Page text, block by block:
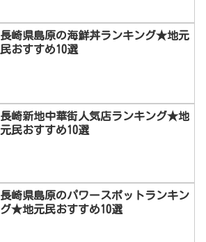
長崎県島原の海鮮丼ランキング★地元
民おすすめ10選
長崎新地中華街人気店ランキング★地
元民おすすめ10選
長崎県島原のパワースポットランキン
グ★地元民おすすめ10選